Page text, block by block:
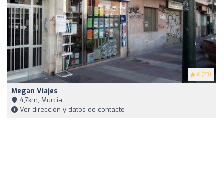
4 (23)
Megan Viajes
4,7km, Murcia
Ver dirección y datos de contacto